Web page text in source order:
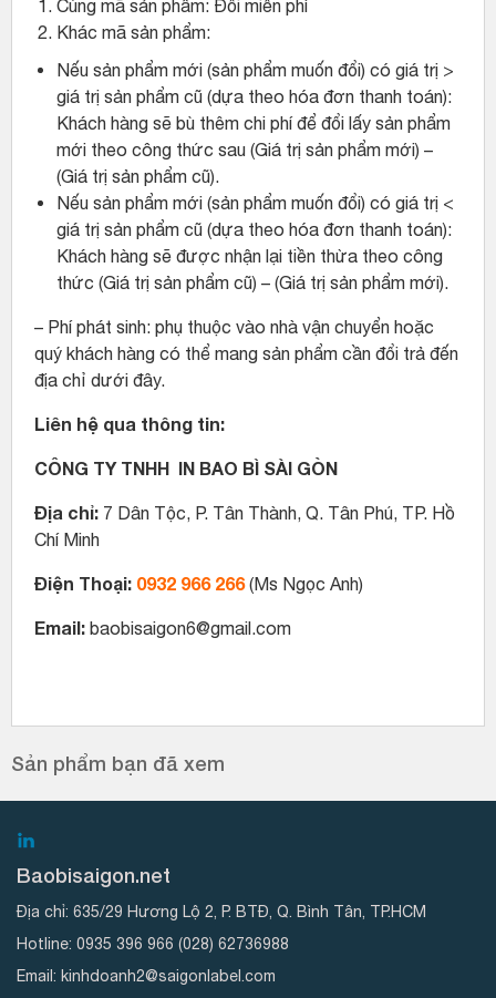
Cùng mã sản phẩm: Đổi miễn phí
Khác mã sản phẩm:
Nếu sản phẩm mới (sản phẩm muốn đổi) có giá trị >
giá trị sản phẩm cũ (dựa theo hóa đơn thanh toán):
Khách hàng sẽ bù thêm chi phí để đổi lấy sản phẩm
mới theo công thức sau (Giá trị sản phẩm mới) –
(Giá trị sản phẩm cũ).
Nếu sản phẩm mới (sản phẩm muốn đổi) có giá trị <
giá trị sản phẩm cũ (dựa theo hóa đơn thanh toán):
Khách hàng sẽ được nhận lại tiền thừa theo công
thức (Giá trị sản phẩm cũ) – (Giá trị sản phẩm mới).
– Phí phát sinh: phụ thuộc vào nhà vận chuyển hoặc
quý khách hàng có thể mang sản phẩm cần đổi trả đến
địa chỉ dưới đây.
Liên hệ qua thông tin:
CÔNG TY TNHH IN BAO BÌ SÀI GÒN
Địa chỉ: 7 Dân Tộc, P. Tân Thành, Q. Tân Phú, TP. Hồ
Chí Minh
Điện Thoại: 0932 966 266(Ms Ngọc Anh)
Email: baobisaigon6@gmail.com
Sản phẩm bạn đã xem
Baobisaigon.net
Địa chỉ: 635/29 Hương Lộ 2, P. BTĐ, Q. Bình Tân, TP.HCM
Hotline: 0935 396 966 (028) 62736988
Email: kinhdoanh2@saigonlabel.com